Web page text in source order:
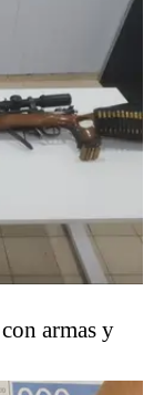
armas y